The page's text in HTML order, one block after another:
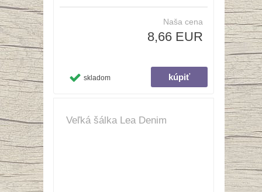
Naša cena
8,66 EUR
skladom
Veľká šálka Lea Denim